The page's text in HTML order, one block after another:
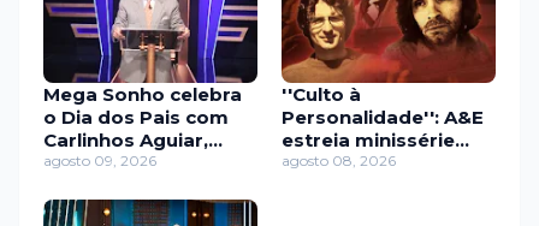
Mega Sonho celebra
o Dia dos Pais com
Carlinhos Aguiar,
Caique Aguiar e
agosto 09, 2026
''Culto à
Personalidade'': A&E
estreia minissérie
sobre os líderes de
agosto 08, 2026